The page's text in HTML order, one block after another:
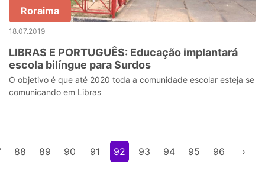
Roraima
18.07.2019
LIBRAS E PORTUGUÊS: Educação implantará
escola bilíngue para Surdos
O objetivo é que até 2020 toda a comunidade escolar esteja se
comunicando em Libras
88 89 90 91 92 93 94 95 96 ›